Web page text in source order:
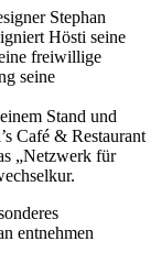
Stephan
Hösti seine
freiwillige
seine
Stand und
Café & Restaurant
„Netzwerk für
entnehmen